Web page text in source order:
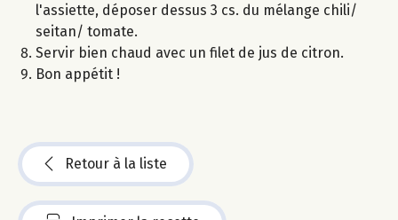
l'assiette, déposer dessus 3 cs. du mélange chili/
seitan/ tomate.
Servir bien chaud avec un filet de jus de citron.
Bon appétit !
Retour à la liste